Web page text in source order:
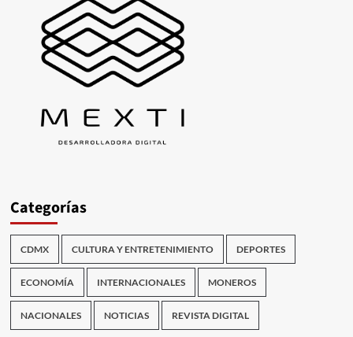
Categorías
CDMX CULTURA Y ENTRETENIMIENTO DEPORTES
ECONOMÍA INTERNACIONALES MONEROS
NACIONALES NOTICIAS REVISTA DIGITAL